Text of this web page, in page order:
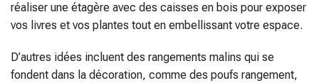
réaliser une étagère avec des caisses en bois pour exposer
vos livres et vos plantes tout en embellissant votre espace.
D’autres idées incluent des rangements malins qui se
fondent dans la décoration, comme des poufs rangement,